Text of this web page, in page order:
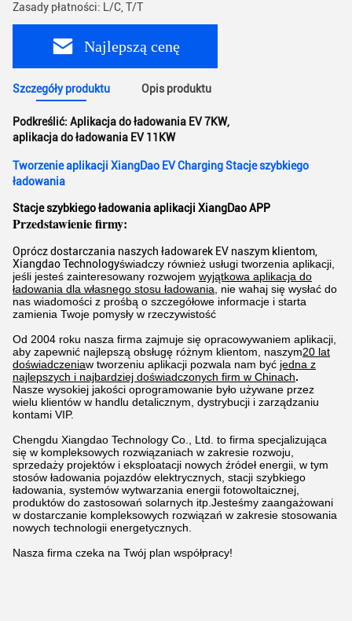
Zasady płatności: L/C, T/T
Najlepszą cenę
Szczegóły produktu Opis produktu
Podkreślić: Aplikacja do ładowania EV 7KW,
aplikacja do ładowania EV 11KW
Tworzenie aplikacji XiangDao EV Charging Stacje szybkiego
ładowania
Stacje szybkiego ładowania aplikacji XiangDao APP
Przedstawienie firmy:
Oprócz dostarczania naszych ładowarek EV naszym klientom,
Xiangdao Technologyświadczy również usługi tworzenia aplikacji,
jeśli jesteś zainteresowany rozwojem wyjątkowa aplikacja do
ładowania dla własnego stosu ładowania , nie wahaj się wysłać do
nas wiadomości z prośbą o szczegółowe informacje i starta
zamienia Twoje pomysły w rzeczywistość
Od 2004 roku nasza firma zajmuje się opracowywaniem aplikacji,
aby zapewnić najlepszą obsługę różnym klientom, naszym20 lat
doświadczeniaw tworzeniu aplikacji pozwala nam być jedna z
najlepszych i najbardziej doświadczonych firm w Chinach.
Nasze wysokiej jakości oprogramowanie było używane przez
wielu klientów w handlu detalicznym, dystrybucji i zarządzaniu
kontami VIP.
Chengdu Xiangdao Technology Co., Ltd. to firma specjalizująca
się w kompleksowych rozwiązaniach w zakresie rozwoju,
sprzedaży projektów i eksploatacji nowych źródeł energii, w tym
stosów ładowania pojazdów elektrycznych, stacji szybkiego
ładowania, systemów wytwarzania energii fotowoltaicznej,
produktów do zastosowań solarnych itp. Jesteśmy zaangażowani
w dostarczanie kompleksowych rozwiązań w zakresie stosowania
nowych technologii energetycznych.
Nasza firma czeka na Twój plan współpracy!